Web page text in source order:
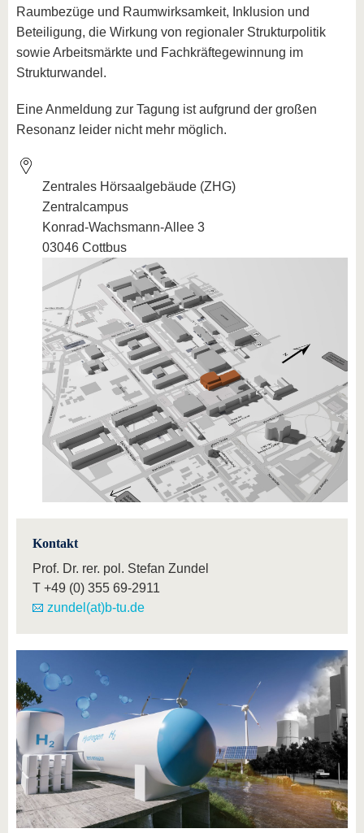
Raumbezüge und Raumwirksamkeit, Inklusion und
Beteiligung, die Wirkung von regionaler Strukturpolitik
sowie Arbeitsmärkte und Fachkräftegewinnung im
Strukturwandel.
Eine Anmeldung zur Tagung ist aufgrund der großen
Resonanz leider nicht mehr möglich.
Zentrales Hörsaalgebäude (ZHG)
Zentralcampus
Konrad-Wachsmann-Allee 3
03046 Cottbus
Kontakt
Prof. Dr. rer. pol. Stefan Zundel
T +49 (0) 355 69-2911
zundel(at)b-tu.de